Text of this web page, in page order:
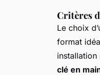
Critères
Le choix
format
clé en